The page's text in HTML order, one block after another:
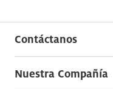
Contáctanos
Nuestra Compañía